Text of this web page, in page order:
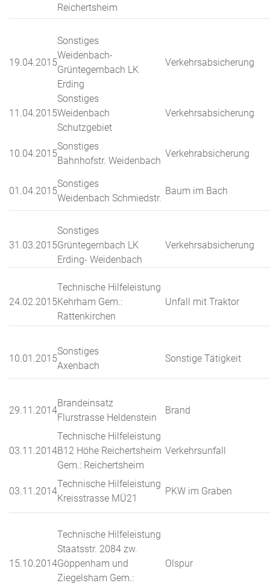
Reichertsheim
19.04.2015
Sonstiges
Weidenbach-
Grüntegernbach LK
Erding
Verkehrsabsicherung
11.04.2015
Sonstiges
Weidenbach
Schutzgebiet
Verkehrsabsicherung
10.04.2015
Sonstiges
Bahnhofstr. Weidenbach
Verkehrabsicherung
01.04.2015
Sonstiges
Weidenbach Schmiedstr.
Baum im Bach
31.03.2015
Sonstiges
Grüntegernbach LK
Erding- Weidenbach
Verkehrsabsicherung
24.02.2015
Technische Hilfeleistung
Kehrham Gem.:
Rattenkirchen
Unfall mit Traktor
10.01.2015
Sonstiges
Axenbach
Sonstige Tätigkeit
29.11.2014
Brandeinsatz
Flurstrasse Heldenstein
Brand
03.11.2014
Technische Hilfeleistung
B12 Höhe Reichertsheim
Gem.: Reichertsheim
Verkehrsunfall
03.11.2014
Technische Hilfeleistung
Kreisstrasse MÜ21
PKW im Graben
15.10.2014
Technische Hilfeleistung
Staatsstr. 2084 zw.
Göppenham und
Ziegelsham Gem.:
Olspur